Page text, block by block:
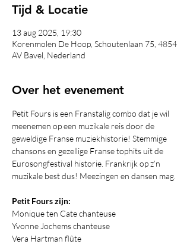
Tijd & Locatie
13 aug 2025, 19:30
Korenmolen De Hoop, Schoutenlaan 75, 4854
AV Bavel, Nederland
Over het evenement
Petit Fours is een Franstalig combo dat je wil
meenemen op een muzikale reis door de
geweldige Franse muziekhistorie! Stemmige
chansons en gezellige Franse tophits uit de
Eurosongfestival historie. Frankrijk op z’n
muzikale best dus! Meezingen en dansen mag.
Petit Fours zijn:
Monique ten Cate chanteuse
Yvonne Jochems chanteuse
Vera Hartman flûte